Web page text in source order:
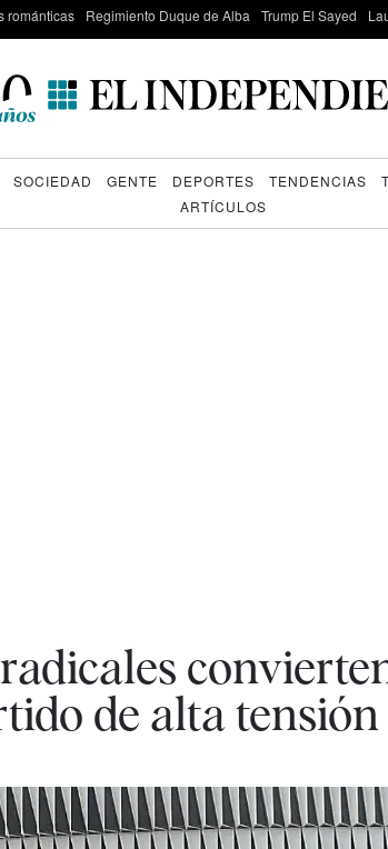
románticas Regimiento Duque de Alba Trump El Sayed
SOCIEDAD GENTE DEPORTES TENDENCIAS
ARTÍCULOS
de alta tensión